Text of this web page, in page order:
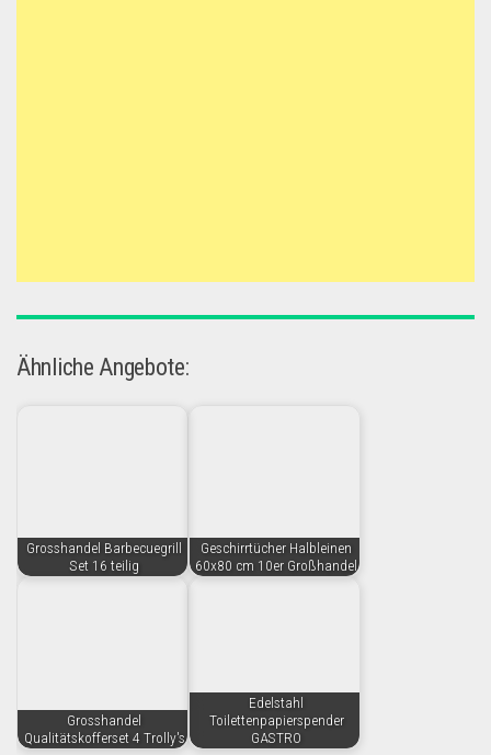
Ähnliche Angebote:
Grosshandel Barbecuegrill
Set 16 teilig
Geschirrtücher Halbleinen
60x80 cm 10er Großhandel
Grosshandel
Qualitätskofferset 4 Trolly's
Edelstahl
Toilettenpapierspender
GASTRO